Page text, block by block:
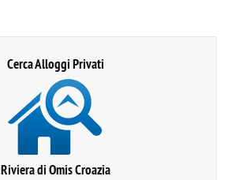
Cerca Alloggi Privati
Riviera di Omis Croazia